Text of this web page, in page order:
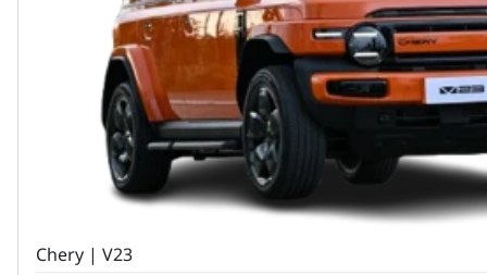
Chery | V23